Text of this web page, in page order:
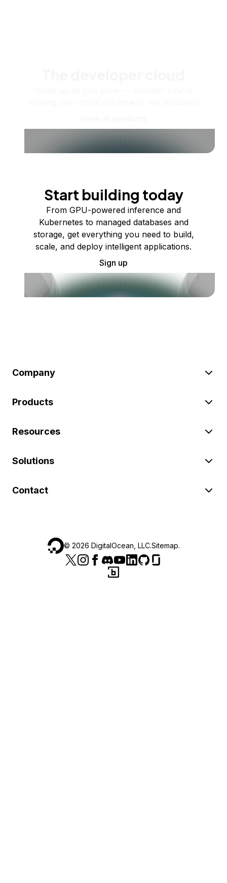
Start building today
From GPU-powered inference and
Kubernetes to managed databases and
storage, get everything you need to build,
scale, and deploy intelligent applications.
Sign up
Company
Products
Resources
Solutions
Contact
© 2026 DigitalOcean, LLC.Sitemap.